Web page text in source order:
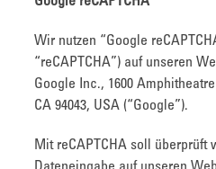
Wir nutzen “Google
“reCAPTCHA”) auf unseren
Google Inc., 1600
CA 94043, USA (“Google”).
Mit reCAPTCHA soll überprüft